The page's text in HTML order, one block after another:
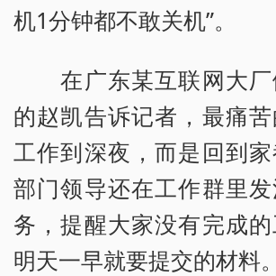
机1分钟都不敢关机”。
在广东某互联网大厂
的赵凯告诉记者，最痛
工作到深夜，而是回到家
部门领导还在工作群里
务，提醒大家没有完成
明天一早就要提交的材料。